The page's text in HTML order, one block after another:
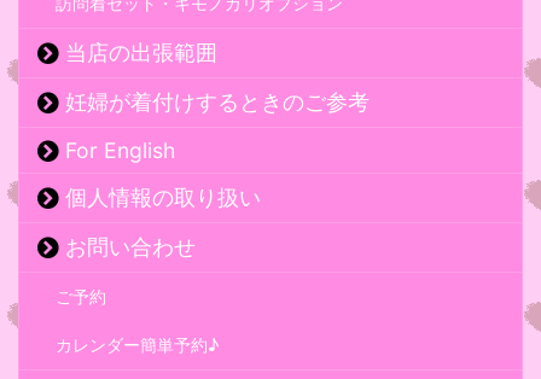
当店の出張範囲
妊婦が着付けするときのご参考
For English
個人情報の取り扱い
お問い合わせ
ご予約
カレンダー簡単予約♪